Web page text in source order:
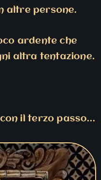
altre persone.
ardente che
altra tentazione.
il terzo passo…